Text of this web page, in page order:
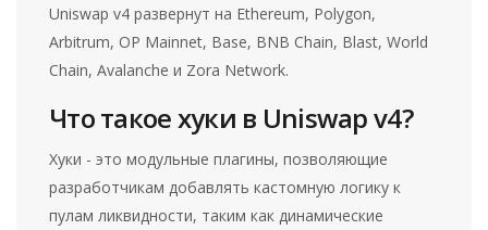
Uniswap v4 развернут на Ethereum, Polygon,
Arbitrum, OP Mainnet, Base, BNB Chain, Blast, World
Chain, Avalanche и Zora Network.
Что такое хуки в Uniswap v4?
Хуки - это модульные плагины, позволяющие
разработчикам добавлять кастомную логику к
пулам ликвидности, таким как динамические